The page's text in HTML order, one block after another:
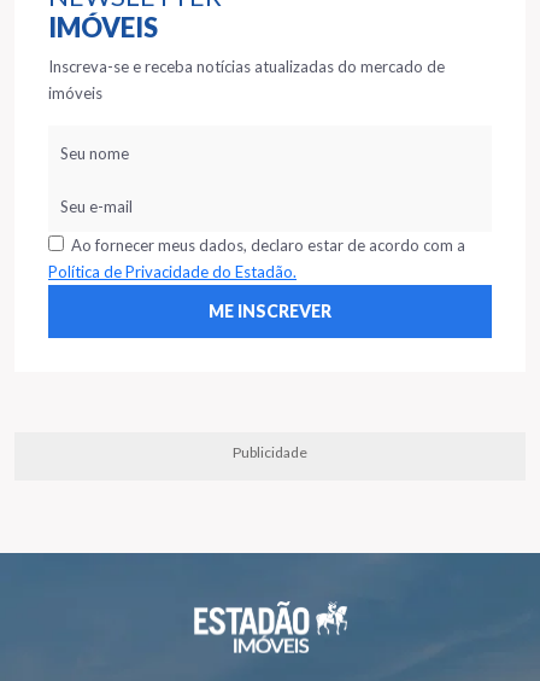
IMÓVEIS
Inscreva-se e receba notícias atualizadas do mercado de
imóveis
Ao fornecer meus dados, declaro estar de acordo com a
Política de Privacidade do Estadão.
Publicidade